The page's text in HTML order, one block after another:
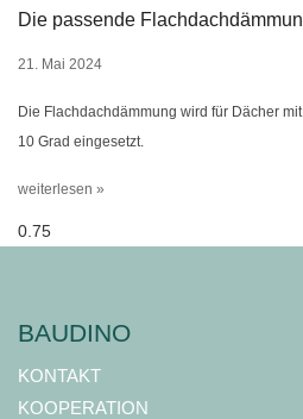
Die passende
21. Mai 2024
Die Flachdachdämmung wird für Dächer
10 Grad eingesetzt.
weiterlesen »
BAUDINO
KONTAKT
KOOPERATION